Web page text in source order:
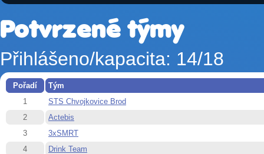
Potvrzené týmy
Přihlášeno/kapacita: 14/18
Pořadí
Tým
1
STS Chvojkovice Brod
2
Actebis
3
3xSMRT
4
Drink Team